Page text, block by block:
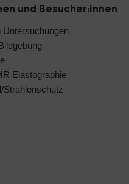
und Besucher:innen
Untersuchungen
Elastographie
Strahlenschutz